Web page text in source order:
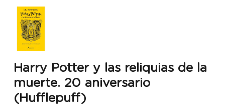
Harry Potter y las reliquias de la
muerte. 20 aniversario
(Hufflepuff)